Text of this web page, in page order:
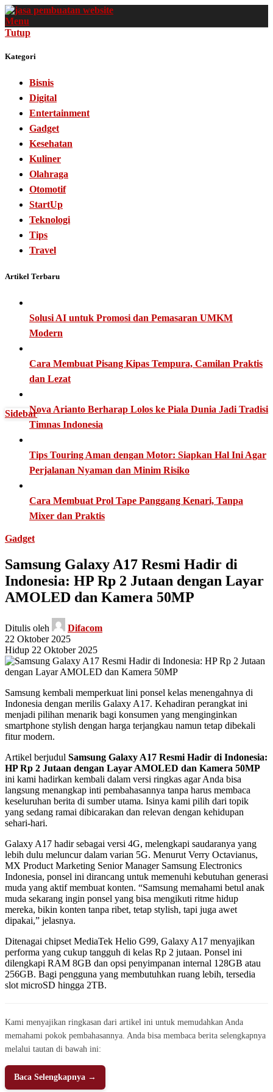
Menu
Tutup
Kategori
Bisnis
Digital
Entertainment
Gadget
Kesehatan
Kuliner
Olahraga
Otomotif
StartUp
Teknologi
Tips
Travel
Artikel Terbaru
Solusi AI untuk Promosi dan Pemasaran UMKM
Modern
Cara Membuat Pisang Kipas Tempura, Camilan Praktis
dan Lezat
Nova Arianto Berharap Lolos ke Piala Dunia Jadi Tradisi
Timnas Indonesia
Tips Touring Aman dengan Motor: Siapkan Hal Ini Agar
Perjalanan Nyaman dan Minim Risiko
Cara Membuat Prol Tape Panggang Kenari, Tanpa
Mixer dan Praktis
Gadget
Samsung Galaxy A17 Resmi Hadir di
Indonesia: HP Rp 2 Jutaan dengan Layar
AMOLED dan Kamera 50MP
Ditulis oleh
Difacom
22 Oktober 2025
Hidup 22 Oktober 2025
Samsung kembali memperkuat lini ponsel kelas menengahnya di
Indonesia dengan merilis Galaxy A17. Kehadiran perangkat ini
menjadi pilihan menarik bagi konsumen yang menginginkan
smartphone stylish dengan harga terjangkau namun tetap dibekali
fitur modern.
Artikel berjudul Samsung Galaxy A17 Resmi Hadir di Indonesia:
HP Rp 2 Jutaan dengan Layar AMOLED dan Kamera 50MP
ini kami hadirkan kembali dalam versi ringkas agar Anda bisa
langsung menangkap inti pembahasannya tanpa harus membaca
keseluruhan berita di sumber utama. Isinya kami pilih dari topik
yang sedang ramai dibicarakan dan relevan dengan kehidupan
sehari-hari.
Galaxy A17 hadir sebagai versi 4G, melengkapi saudaranya yang
lebih dulu meluncur dalam varian 5G. Menurut Verry Octavianus,
MX Product Marketing Senior Manager Samsung Electronics
Indonesia, ponsel ini dirancang untuk memenuhi kebutuhan generasi
muda yang aktif membuat konten. “Samsung memahami betul anak
muda sekarang ingin ponsel yang bisa mengikuti ritme hidup
mereka, bikin konten tanpa ribet, tetap stylish, tapi juga awet
dipakai,” jelasnya.
Ditenagai chipset MediaTek Helio G99, Galaxy A17 menyajikan
performa yang cukup tangguh di kelas Rp 2 jutaan. Ponsel ini
dilengkapi RAM 8GB dan opsi penyimpanan internal 128GB atau
256GB. Bagi pengguna yang membutuhkan ruang lebih, tersedia
slot microSD hingga 2TB.
Kami menyajikan ringkasan dari artikel ini untuk memudahkan Anda
memahami pokok pembahasannya. Anda bisa membaca berita selengkapnya
melalui tautan di bawah ini:
Baca Selengkapnya →
Sidebar